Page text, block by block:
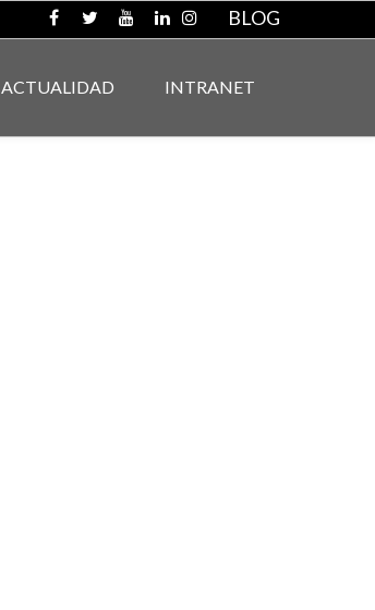
BLOG
ACTUALIDAD INTRANET